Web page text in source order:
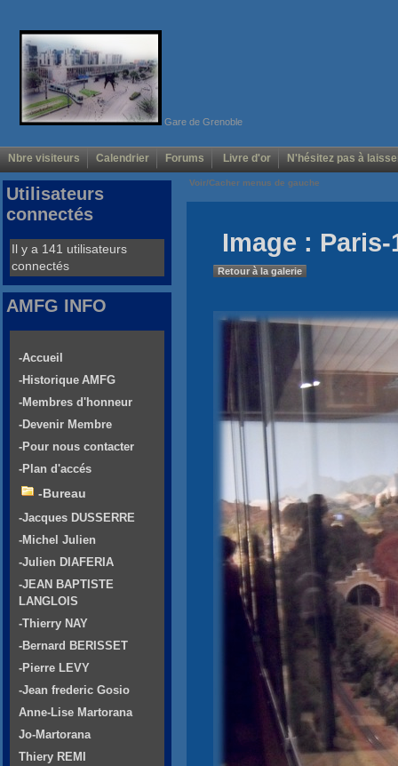
Gare de Grenoble
Nbre visiteurs Calendrier Forums Livre d'or N'hésitez pas à
Voir/Cacher menus de gauche
Image :
Retour à la galerie
Utilisateurs
connectés
Il y a 141 utilisateurs
connectés
AMFG INFO
-Accueil
-Historique AMFG
-Membres d'honneur
-Devenir Membre
-Pour nous contacter
-Plan d'accés
-Bureau
-Jacques DUSSERRE
-Michel Julien
-Julien DIAFERIA
-JEAN BAPTISTE
LANGLOIS
-Thierry NAY
-Bernard BERISSET
-Pierre LEVY
-Jean frederic Gosio
Anne-Lise Martorana
Jo-Martorana
Thiery REMI